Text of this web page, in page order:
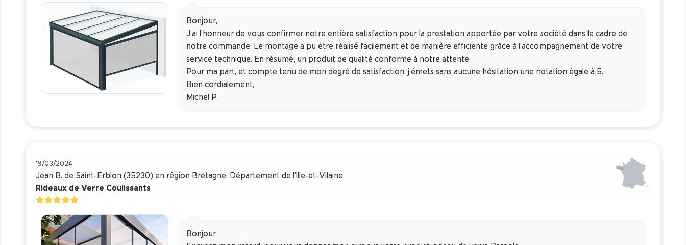
Bonjour,
J'ai l'honneur de vous confirmer notre entière satisfaction pour la prestation apportée par votre société dans le cadre de
notre commande. Le montage a pu être réalisé facilement et de manière efficiente grâce à l'accompagnement de votre
service technique. En résumé, un produit de qualité conforme à notre attente.
Pour ma part, et compte tenu de mon degré de satisfaction, j'émets sans aucune hésitation une notation égale à 5.
Bien cordialement,
Michel P.
19/03/2024
Jean B. de Saint-Erblon (35230) en région Bretagne. Département de l'Ille-et-Vilaine
Rideaux de Verre Coulissants
Bonjour